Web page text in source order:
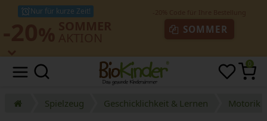
Nur für kurze Zeit!
SOMMER
0
Spielzeug Geschicklichkeit & Lernen Motorik